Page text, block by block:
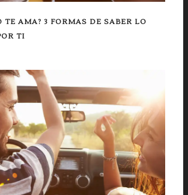
TE AMA? 3 FORMAS DE SABER LO
TI